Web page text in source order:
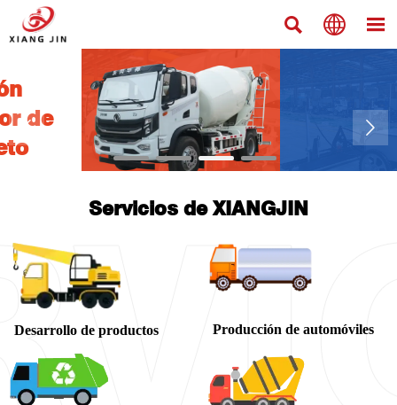
  
 
Servicios de XIANGJIN
Desarrollo de productos Producción de automóviles